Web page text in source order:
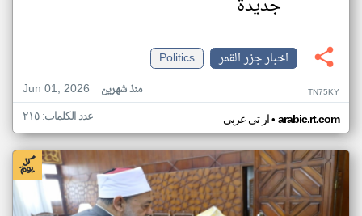
جديدة
اخبار جزر القمر
Politics
Jun 01, 2026
منذ شهرين TN75KY
ار تي عربي• arabic.rt.com عدد الكلمات: ٢١٥